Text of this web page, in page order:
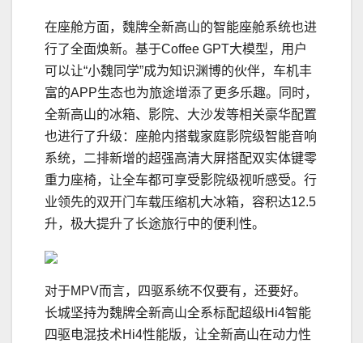
在座舱方面，魏牌全新高山的智能座舱系统也进
行了全面焕新。基于Coffee GPT大模型，用户
可以让“小魏同学”成为知识渊博的伙伴，车机丰
富的APP生态也为旅途增添了更多乐趣。同时，
全新高山的冰箱、影院、大沙发等相关豪华配置
也进行了升级：座舱内搭载家庭影院级智能音响
系统，二排新增的超强高清大屏搭配双实体键零
重力座椅，让全车都可享受影院级视听感受。行
业领先的双开门车载压缩机大冰箱，容积达12.5
升，极大提升了长途旅行中的便利性。
对于MPV而言，四驱系统不仅要有，还要好。
长城坚持为魏牌全新高山全系标配超级Hi4智能
四驱电混技术Hi4性能版，让全新高山在动力性